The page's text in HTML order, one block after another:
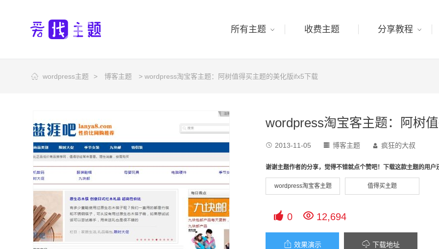
所有主题 收费主题 分享教程
wordpress主题 > 博客主题 > wordpress淘宝客主题：阿树值得买主题的美化版ifx5下载
wordpress淘宝客主题：阿树
 2013-11-05  博客主题  疯狂的大叔
谢谢主题作者的分享，觉得不错就点个赞吧！下载这款主题的用户
wordpress淘宝客主题 值得买主题
 0  12,694
 效果演示  下载地址